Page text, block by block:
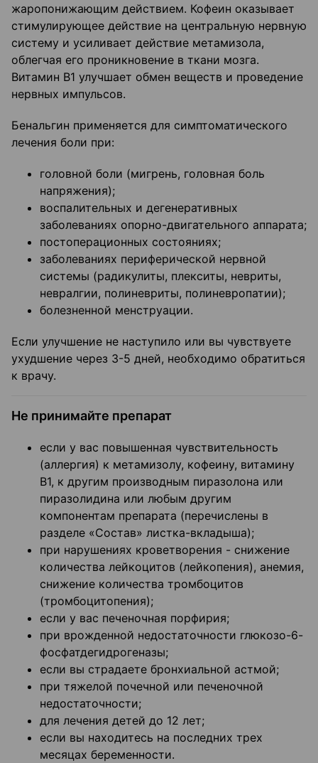
жаропонижающим действием. Кофеин оказывает
стимулирующее действие на центральную нервную
систему и усиливает действие метамизола,
облегчая его проникновение в ткани мозга.
Витамин В1 улучшает обмен веществ и проведение
нервных импульсов.
Бенальгин применяется для симптоматического
лечения боли при:
головной боли (мигрень, головная боль
напряжения);
воспалительных и дегенеративных
заболеваниях опорно-двигательного аппарата;
постоперационных состояниях;
заболеваниях периферической нервной
системы (радикулиты, плекситы, невриты,
невралгии, полиневриты, полиневропатии);
болезненной менструации.
Если улучшение не наступило или вы чувствуете
ухудшение через 3-5 дней, необходимо обратиться
к врачу.
Не принимайте препарат
если у вас повышенная чувствительность
(аллергия) к метамизолу, кофеину, витамину
В1, к другим производным пиразолона или
пиразолидина или любым другим
компонентам препарата (перечислены в
разделе «Состав» листка-вкладыша);
при нарушениях кроветворения - снижение
количества лейкоцитов (лейкопения), анемия,
снижение количества тромбоцитов
(тромбоцитопения);
если у вас печеночная порфирия;
при врожденной недостаточности глюкозо-6-
фосфатдегидрогеназы;
если вы страдаете бронхиальной астмой;
при тяжелой почечной или печеночной
недостаточности;
для лечения детей до 12 лет;
если вы находитесь на последних трех
месяцах беременности.